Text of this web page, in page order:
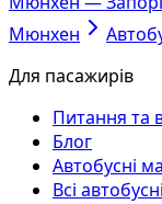
Мюнхен
Для пасажирів
Питання та
Блог
Автобусні
Всі